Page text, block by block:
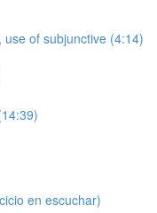
of subjunctive (4:14)
en escuchar)